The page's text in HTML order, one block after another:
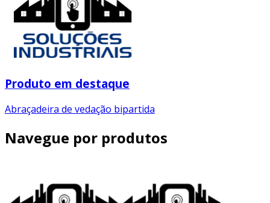
Produto em destaque
Abraçadeira de vedação bipartida
Navegue por produtos